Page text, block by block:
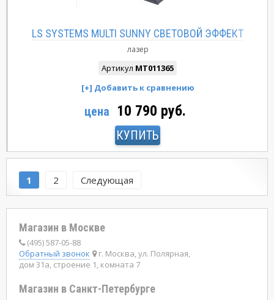
LS SYSTEMS MULTI SUNNY СВЕТОВОЙ ЭФФЕКТ
лазер
Артикул MT011365
цена 10 790 руб.
КУПИТЬ
1 2 Следующая
Магазин в Москве
(495) 587-05-88
Обратный звонок
г. Москва, ул. Полярная,
дом 31а, строение 1, комната 7
Магазин в Санкт-Петербурге